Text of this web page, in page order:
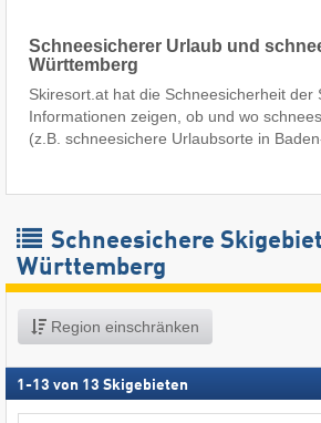
Schneesicherer Urlaub und
Württemberg
Skiresort.at hat die Schneesicherheit
Informationen zeigen, ob und wo
(z.B. schneesichere Urlaubsorte in
Schneesichere
Württemberg
Region einschränken
1 -13 von 13 Skigebieten